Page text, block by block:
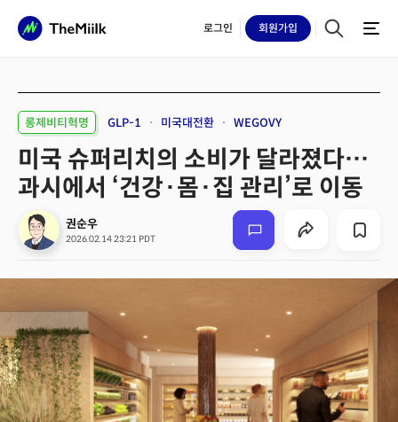
로그인 회원가입
롱제비티혁명 GLP-1 미국대전환 WEGOVY
미국 슈퍼리치의 소비가 달라졌다…
과시에서 ‘건강·몸·집 관리’로 이동
권순우
2026.02.14 23:21 PDT